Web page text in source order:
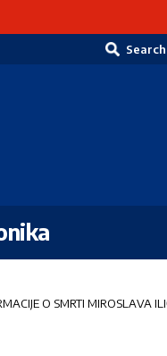
Search
O SMRTI MIROSLAVA